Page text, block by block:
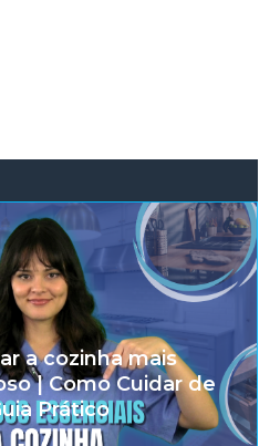
a cozinha mais
| Como Cuidar de
Prático